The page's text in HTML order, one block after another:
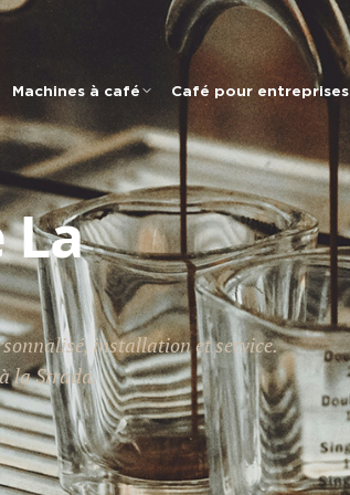
Machines à café Café pour entreprises
La
installation et service.
la Strada.